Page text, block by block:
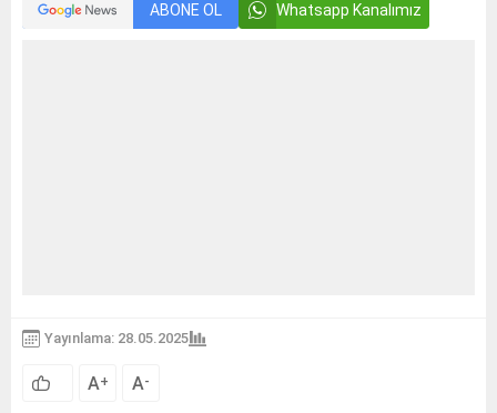
ABONE OL Whatsapp Kanalımız
Yayınlama: 28.05.2025
A+ A-